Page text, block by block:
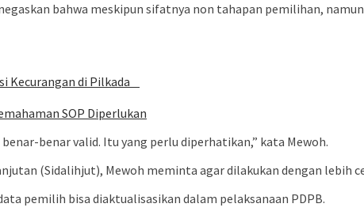
bahwa meskipun sifatnya non tahapan pemilihan,
Kecurangan di Pilkada
SOP Diperlukan
benar valid. Itu yang perlu diperhatikan,” kata Mewoh.
(Sidalihjut), Mewoh meminta agar dilakukan dengan lebih
pemilih bisa diaktualisasikan dalam pelaksanaan PDPB.